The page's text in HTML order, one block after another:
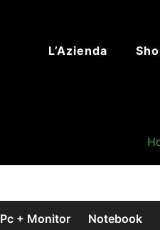
L’Azienda
Pc + Monitor Notebook